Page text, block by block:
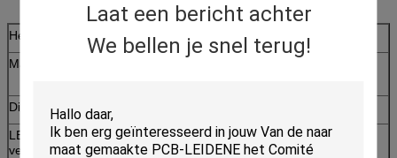
Laat een bericht achter
We bellen je snel terug!
Het Membraanschakelaar van de metaalkoepel
Materiaal
Dikte
LEIDENE
vensters
Transparant, doorzichtig, steen, polijst